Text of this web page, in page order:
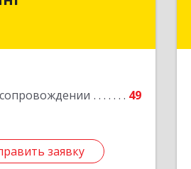
49
заявку
обл, Торопец г,
заявку